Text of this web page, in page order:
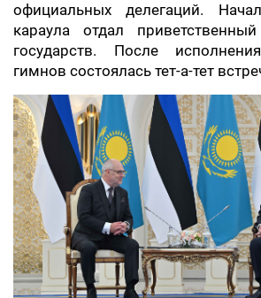
официальных делегаций.
караула отдал
государств. После
гимнов состоялась тет-а-тет